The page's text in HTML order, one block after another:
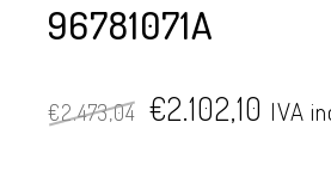
96781071A
€2.473,04 €2.102,10 IVA